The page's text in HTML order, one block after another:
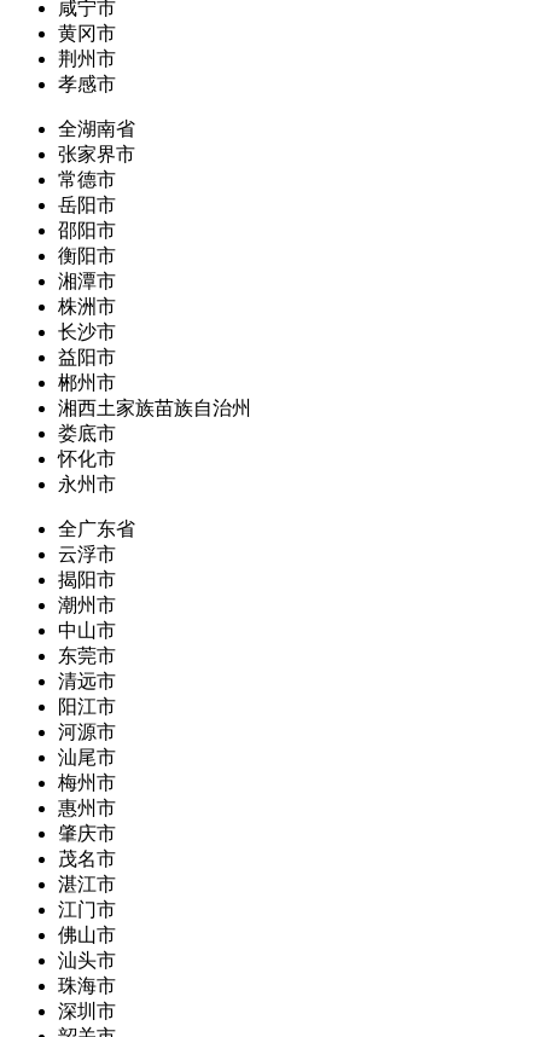
咸宁市
黄冈市
荆州市
孝感市
全湖南省
张家界市
常德市
岳阳市
邵阳市
衡阳市
湘潭市
株洲市
长沙市
益阳市
郴州市
湘西土家族苗族自治州
娄底市
怀化市
永州市
全广东省
云浮市
揭阳市
潮州市
中山市
东莞市
清远市
阳江市
河源市
汕尾市
梅州市
惠州市
肇庆市
茂名市
湛江市
江门市
佛山市
汕头市
珠海市
深圳市